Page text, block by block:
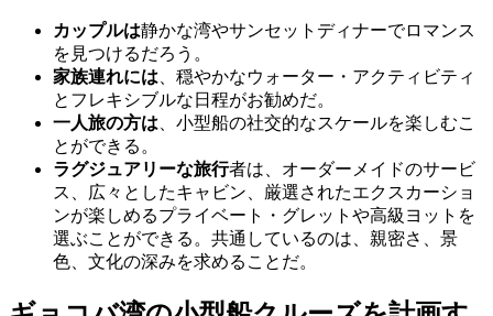
カップルは静かな湾やサンセットディナーでロマンス
を見つけるだろう。
家族連れには 、穏やかなウォーター・アクティビティ
とフレキシブルな日程がお勧めだ。
一人旅の方は 、小型船の社交的なスケールを楽しむこ
とができる。
ラグジュアリーな旅行者は、オーダーメイドのサービ
ス、広々としたキャビン、厳選されたエクスカーショ
ンが楽しめるプライベート・グレットや高級ヨットを
選ぶことができる。共通しているのは、親密さ、景
色、文化の深みを求めることだ。